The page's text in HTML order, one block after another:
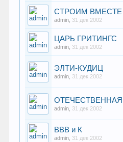
СТРОИМ ВМЕСТЕ
admin 31 дек 2002
ЦАРЬ ГРИТИНГС
admin 31 дек 2002
ЭЛТИ-КУДИЦ
admin 31 дек 2002
admin 31 дек 2002
ВВВ и К
admin 31 дек 2002